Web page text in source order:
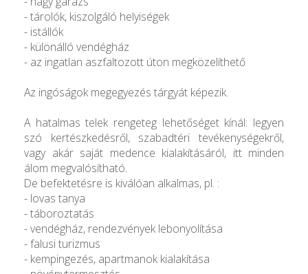
- tárolók, kiszolgáló helyiségek
- istállók
- különálló vendégház
- az ingatlan aszfaltozott úton megközelíthető
Az ingóságok megegyezés tárgyát képezik.
A hatalmas telek rengeteg lehetőséget kínál: legyen
szó kertészkedésről, szabadtéri tevékenységekről,
vagy akár saját medence kialakításáról, itt minden
álom megvalósítható.
De befektetésre is kiválóan alkalmas, pl. :
- lovas tanya
- táboroztatás
- vendégház, rendezvények lebonyolítása
- falusi turizmus
- kempingezés, apartmanok kialakítása